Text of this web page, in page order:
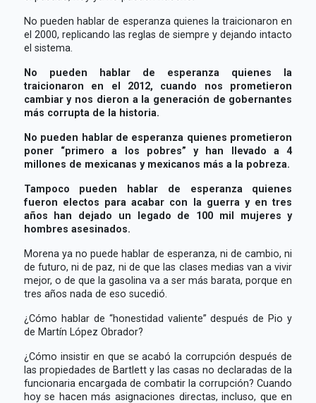
No pueden hablar de esperanza quienes la traicionaron en
el 2000, replicando las reglas de siempre y dejando intacto
el sistema.
No pueden hablar de esperanza quienes la
traicionaron en el 2012, cuando nos prometieron
cambiar y nos dieron a la generación de gobernantes
más corrupta de la historia.
No pueden hablar de esperanza quienes prometieron
poner “primero a los pobres” y han llevado a 4
millones de mexicanas y mexicanos más a la pobreza.
Tampoco pueden hablar de esperanza quienes
fueron electos para acabar con la guerra y en tres
años han dejado un legado de 100 mil mujeres y
hombres asesinados.
Morena ya no puede hablar de esperanza, ni de cambio, ni
de futuro, ni de paz, ni de que las clases medias van a vivir
mejor, o de que la gasolina va a ser más barata, porque en
tres años nada de eso sucedió.
¿Cómo hablar de “honestidad valiente” después de Pio y
de Martín López Obrador?
¿Cómo insistir en que se acabó la corrupción después de
las propiedades de Bartlett y las casas no declaradas de la
funcionaria encargada de combatir la corrupción? Cuando
hoy se hacen más asignaciones directas, incluso, que en